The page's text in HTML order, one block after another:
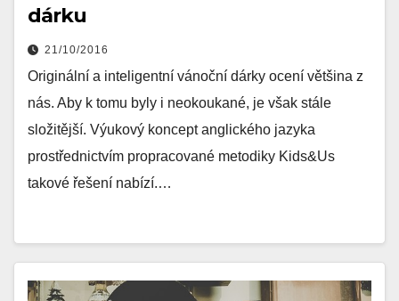
dárku
21/10/2016
Originální a inteligentní vánoční dárky ocení většina z
nás. Aby k tomu byly i neokoukané, je však stále
složitější. Výukový koncept anglického jazyka
prostřednictvím propracované metodiky Kids&Us
takové řešení nabízí.…